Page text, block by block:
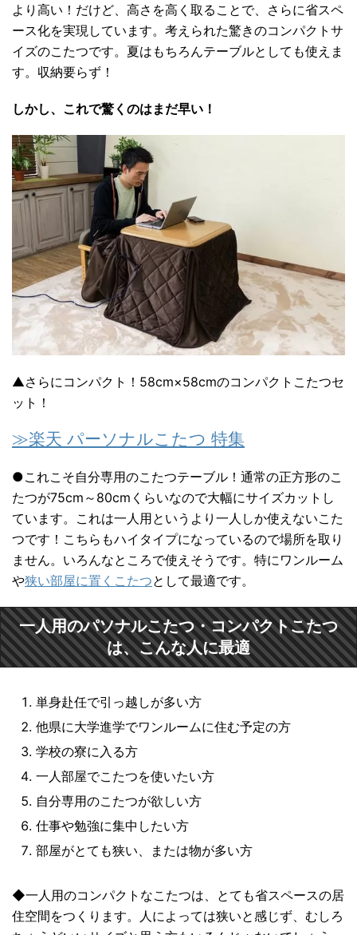
より高い！だけど、高さを高く取ることで、さらに省スペ
ース化を実現しています。考えられた驚きのコンパクトサ
イズのこたつです。夏はもちろんテーブルとしても使えま
す。収納要らず！
しかし、これで驚くのはまだ早い！
▲さらにコンパクト！58cm×58cmのコンパクトこたつセ
ット！
≫楽天 パーソナルこたつ 特集
●これこそ自分専用のこたつテーブル！通常の正方形のこ
たつが75cm～80cmくらいなので大幅にサイズカットし
ています。これは一人用というより一人しか使えないこた
つです！こちらもハイタイプになっているので場所を取り
ません。いろんなところで使えそうです。特にワンルーム
や狭い部屋に置くこたつとして最適です。
一人用のパソナルこたつ・コンパクトこたつ
は、こんな人に最適
単身赴任で引っ越しが多い方
他県に大学進学でワンルームに住む予定の方
学校の寮に入る方
一人部屋でこたつを使いたい方
自分専用のこたつが欲しい方
仕事や勉強に集中したい方
部屋がとても狭い、または物が多い方
◆一人用のコンパクトなこたつは、とても省スペースの居
住空間をつくります。人によっては狭いと感じず、むしろ